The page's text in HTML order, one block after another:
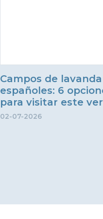
Campos de lavanda
españoles: 6
para visitar este
02-07-2026